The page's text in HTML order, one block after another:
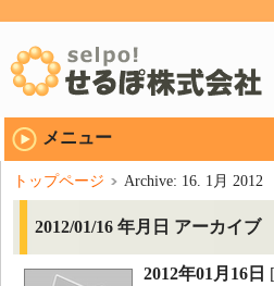
メニュー
トップページ Archive: 16. 1月 2012
2012/01/16 年月日 アーカイブ
2012年01月16日